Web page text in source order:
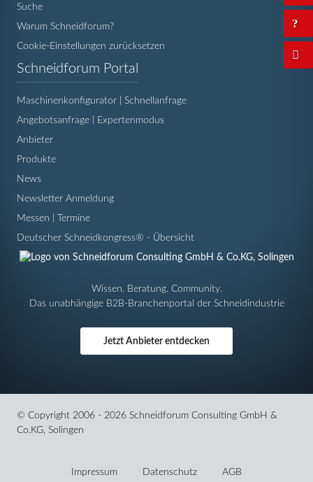
Suche
Warum Schneidforum?
Cookie-Einstellungen zurücksetzen
Schneidforum Portal
Maschinenkonfigurator | Schnellanfrage
Angebotsanfrage | Expertenmodus
Anbieter
Produkte
News
Newsletter Anmeldung
Messen | Termine
Deutscher Schneidkongress® - Übersicht
Wissen. Beratung. Community.
Das unabhängige B2B-Branchenportal der Schneidindustrie
Jetzt Anbieter entdecken
© Copyright 2006 - 2026 Schneidforum Consulting GmbH &
Co.KG, Solingen
überspringen
Impressum Datenschutz AGB